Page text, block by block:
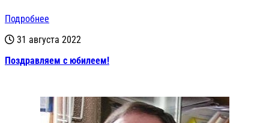
Подробнее
31 августа 2022
Поздравляем с юбилеем!